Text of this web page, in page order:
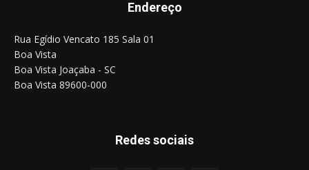
Endereço
Rua Egídio Vencato 185 Sala 01
Boa Vista
Boa Vista Joaçaba - SC
Boa Vista 89600-000
Redes sociais